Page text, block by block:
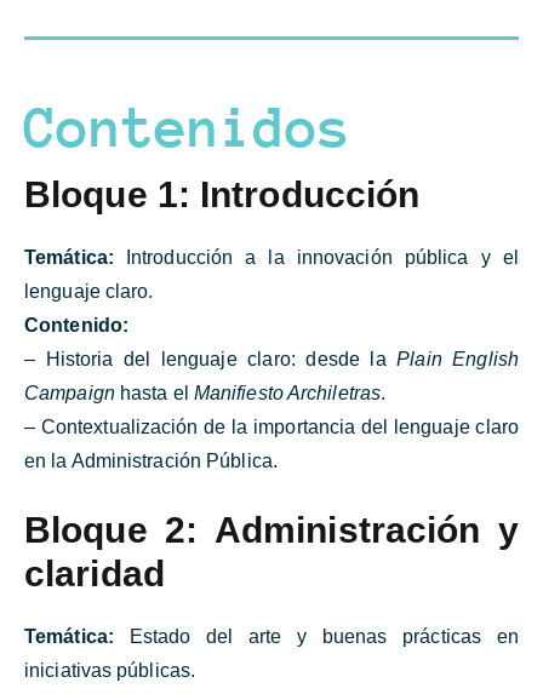
Contenidos
Bloque 1: Introducción
Temática: Introducción a la innovación pública y el
lenguaje claro.
Contenido:
– Historia del lenguaje claro: desde laPlain English
Campaignhasta el Manifiesto Archiletras.
– Contextualización de la importancia del lenguaje claro
en la Administración Pública.
Bloque 2: Administración y
claridad
Temática: Estado del arte y buenas prácticas en
iniciativas públicas.